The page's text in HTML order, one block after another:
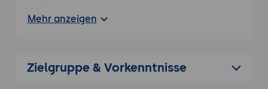
Grundlagen der KI-gestützten
Kreativität
Mehr anzeigen
Zielgruppe & Vorkenntnisse